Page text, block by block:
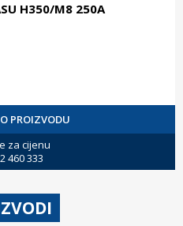
H350/M8 250A
PROIZVODU
za cijenu
460 333